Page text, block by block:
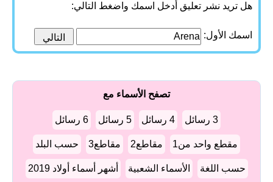
هل تريد نشر تعليق أدخل اسمك واضغط التالي:
اسمك الأول:
تصفح الأسماء مع
3 رسائل 4 رسائل 5 رسائل 6 رسائل
مقطع واحد من1 مقاطع2 مقاطع3 حسب البلد
حسب اللغة الأسماء الشعبية أشهر أسماء أولاد 2019